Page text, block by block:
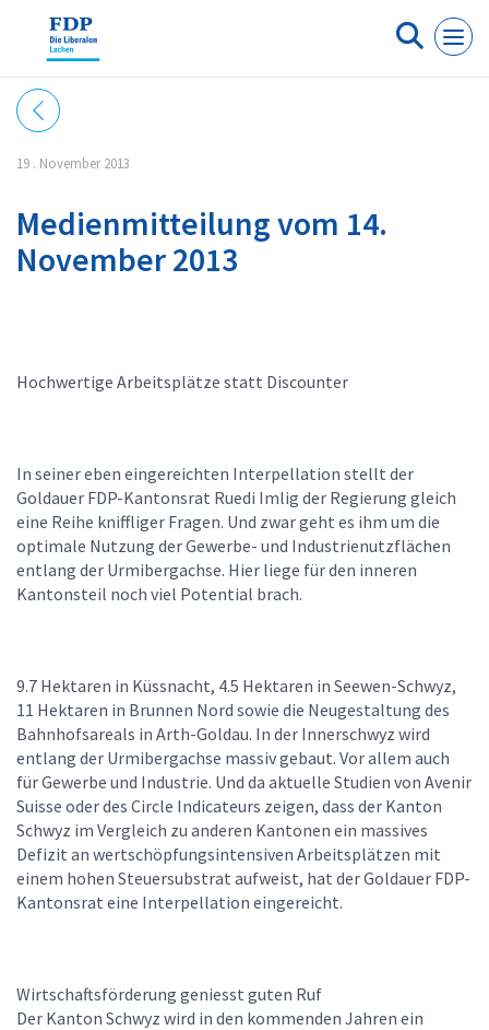
19 . November 2013
Medienmitteilung vom 14.
November 2013
Hochwertige Arbeitsplätze statt Discounter
In seiner eben eingereichten Interpellation stellt der
Goldauer FDP-Kantonsrat Ruedi Imlig der Regierung gleich
eine Reihe kniffliger Fragen. Und zwar geht es ihm um die
optimale Nutzung der Gewerbe- und Industrienutzflächen
entlang der Urmibergachse. Hier liege für den inneren
Kantonsteil noch viel Potential brach.
9.7 Hektaren in Küssnacht, 4.5 Hektaren in Seewen-Schwyz,
11 Hektaren in Brunnen Nord sowie die Neugestaltung des
Bahnhofsareals in Arth-Goldau. In der Innerschwyz wird
entlang der Urmibergachse massiv gebaut. Vor allem auch
für Gewerbe und Industrie. Und da aktuelle Studien von Avenir
Suisse oder des Circle Indicateurs zeigen, dass der Kanton
Schwyz im Vergleich zu anderen Kantonen ein massives
Defizit an wertschöpfungsintensiven Arbeitsplätzen mit
einem hohen Steuersubstrat aufweist, hat der Goldauer FDP-
Kantonsrat eine Interpellation eingereicht.
Wirtschaftsförderung geniesst guten Ruf
Der Kanton Schwyz wird in den kommenden Jahren ein
Cookie-Einstellungen